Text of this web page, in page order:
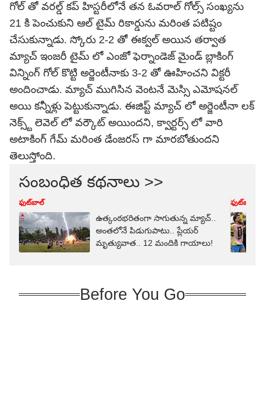
గోల్ తో వరల్డ్ కప్ హిస్టరీలోనే తన ఓవరాల్ గోల్స్ సంఖ్యను
21 కి పెంచుకుని ఆల్ టైమ్ రికార్డును మరింత ప‌టిష్టం
చేసుకున్నాడు. స్కోరు 2-2 తో ఈక్వల్ అయిన తర్వాత
మ్యాచ్ ఇంజరీ టైమ్ లో ఎంజో ఫెర్నాండెజ్ మైండ్ బ్లాకింగ్
విన్నింగ్ గోల్ కొట్టి అర్జెంటీనాకు 3-2 తో ఊహించని విక్టరీ
అందించాడు. మ్యాచ్ ముగిసిన వెంటనే మెస్సి ఎమోషనల్
అయి కన్నీళ్లు పెట్టుకున్నాడు. ఈజిప్ట్ మ్యాచ్ లో అర్జెంటీనా లక్
నెక్స్ట్ లెవెల్ లో వర్కౌట్ అయిందని, క్వార్టర్స్ లో వారి
అటాకింగ్ గేమ్ మరింత డేంజరస్ గా మారబోతుందని
తెలుస్తోంది.
సంబంధిత కథనాలు >>
ఫుట్‌బాల్
ఉత్కంఠ‌భ‌రితంగా సాగుతున్న మ్యాచ్..
అంత‌లోనే పిడుగుపాటు.. ప్లేయ‌ర్
మృత్యువాత‌.. 12 మందికి గాయాలు!
ఫుట్‌బాల్
Before You Go